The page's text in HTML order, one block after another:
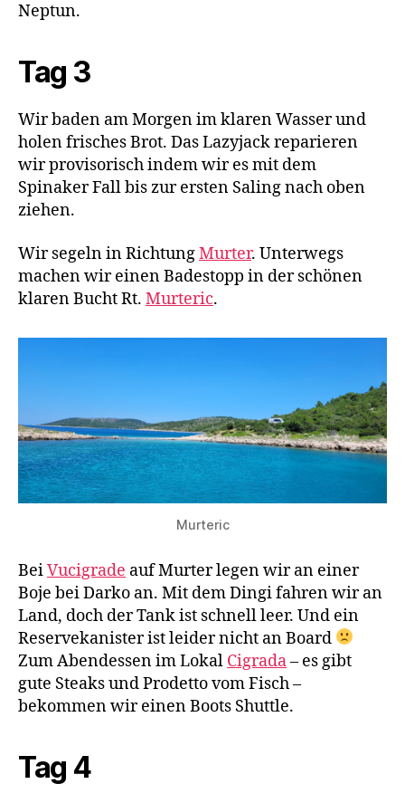
Neptun.
Tag 3
Wir baden am Morgen im klaren Wasser und
holen frisches Brot. Das Lazyjack reparieren
wir provisorisch indem wir es mit dem
Spinaker Fall bis zur ersten Saling nach oben
ziehen.
Wir segeln in RichtungMurter. Unterwegs
machen wir einen Badestopp in der schönen
klaren Bucht Rt. Murteric.
Murteric
BeiVucigrade auf Murter legen wir an einer
Boje bei Darko an. Mit dem Dingi fahren wir an
Land, doch der Tank ist schnell leer. Und ein
Reservekanister ist leider nicht an Board
Zum Abendessen im Lokal Cigrada– es gibt
gute Steaks und Prodetto vom Fisch –
bekommen wir einen Boots Shuttle.
Tag 4